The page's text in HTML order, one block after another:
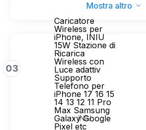
Mostra altro
03
Caricatore
Wireless per
iPhone, INIU
15W Stazione di
Ricarica
Wireless con
Luce adattiv
Supporto
Telefono per
iPhone 17 16 15
14 13 12 11 Pro
Max Samsung
Galaxy Google
Pixel etc
INIU